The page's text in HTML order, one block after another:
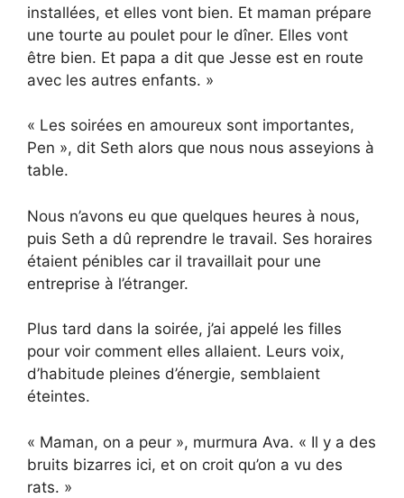
installées, et elles vont bien. Et maman prépare
une tourte au poulet pour le dîner. Elles vont
être bien. Et papa a dit que Jesse est en route
avec les autres enfants. »
« Les soirées en amoureux sont importantes,
Pen », dit Seth alors que nous nous asseyions à
table.
Nous n’avons eu que quelques heures à nous,
puis Seth a dû reprendre le travail. Ses horaires
étaient pénibles car il travaillait pour une
entreprise à l’étranger.
Plus tard dans la soirée, j’ai appelé les filles
pour voir comment elles allaient. Leurs voix,
d’habitude pleines d’énergie, semblaient
éteintes.
« Maman, on a peur », murmura Ava. « Il y a des
bruits bizarres ici, et on croit qu’on a vu des
rats. »